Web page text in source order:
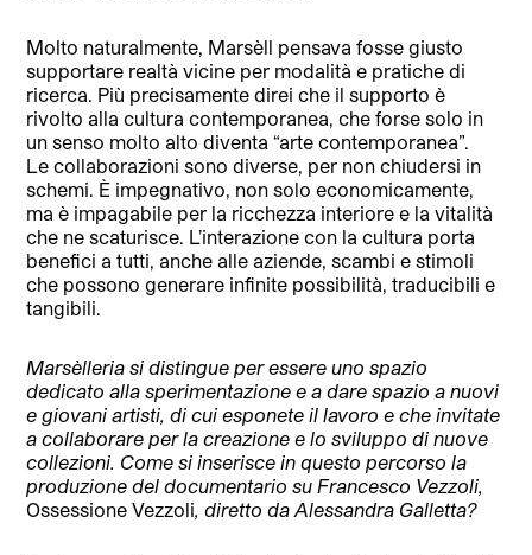
Molto naturalmente, Marsèll pensava fosse giusto
supportare realtà vicine per modalità e pratiche di
ricerca. Più precisamente direi che il supporto è
rivolto alla cultura contemporanea, che forse solo in
un senso molto alto diventa “arte contemporanea”.
Le collaborazioni sono diverse, per non chiudersi in
schemi. È impegnativo, non solo economicamente,
ma è impagabile per la ricchezza interiore e la vitalità
che ne scaturisce. L’interazione con la cultura porta
benefici a tutti, anche alle aziende, scambi e stimoli
che possono generare infinite possibilità, traducibili e
tangibili.
Marsèlleria si distingue per essere uno spazio
dedicato alla sperimentazione e a dare spazio a nuovi
e giovani artisti, di cui esponete il lavoro e che invitate
a collaborare per la creazione e lo sviluppo di nuove
collezioni. Come si inserisce in questo percorso la
produzione del documentario su Francesco Vezzoli,
Ossessione Vezzoli , diretto da Alessandra Galletta?